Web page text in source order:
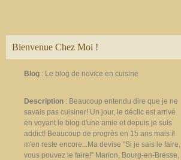
Bienvenue Chez Moi !
Blog : Le blog de novice en cuisine
Description : Beaucoup entendu dire que je ne
savais pas cuisiner! Un jour, le déclic est arrivé
en voyant le blog d'une amie et depuis je suis
addict! Beaucoup de progrès en 15 ans mais il
m'en reste encore...Ma devise "Si je sais le faire,
vous pouvez le faire!" Marion, Bourg-en-Bresse,